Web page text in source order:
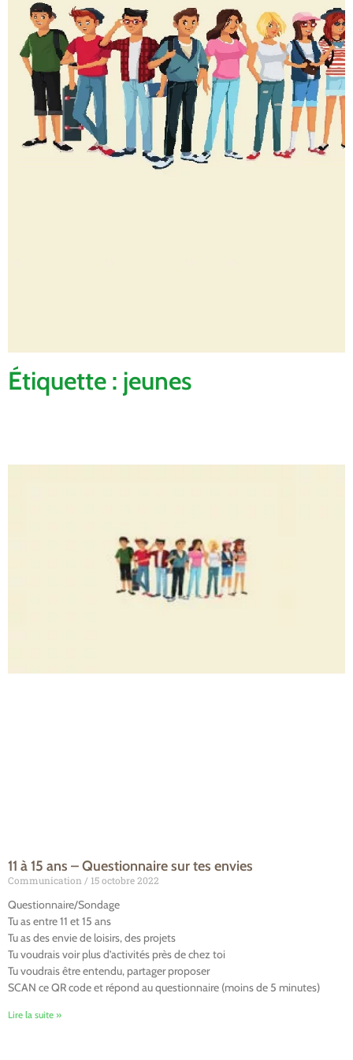
Étiquette : jeunes
11 à 15 ans – Questionnaire sur tes envies
Communication 15 octobre 2022
Questionnaire/Sondage
Tu as entre 11 et 15 ans
Tu as des envie de loisirs, des projets
Tu voudrais voir plus d’activités près de chez toi
Tu voudrais être entendu, partager proposer
SCAN ce QR code et répond au questionnaire (moins de 5 minutes)
Lire la suite »